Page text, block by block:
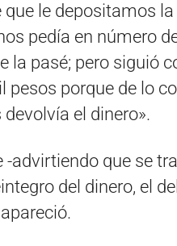
que le depositamos
pedía en número
la pasé; pero siguió
pesos porque de lo
el dinero».
-advirtiendo que se
del dinero, el